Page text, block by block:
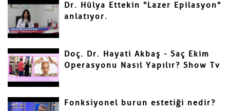
Yorumunuz
Dr. Hülya Ettekin "Lazer Epilasyon"
anlatıyor.
Doç. Dr. Hayati Akbaş - Saç Ekim
Operasyonu Nasıl Yapılır? Show Tv
Fonksiyonel burun estetiği nedir?